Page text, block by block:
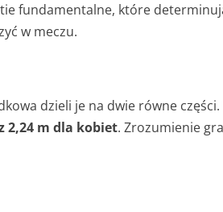
fundamentalne, które
w meczu.
dzieli je na dwie równe
2,24 m dla kobiet. Zrozumienie